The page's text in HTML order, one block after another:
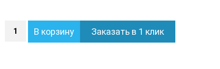
Печь
Анапа
В корзину Заказать в 1 клик